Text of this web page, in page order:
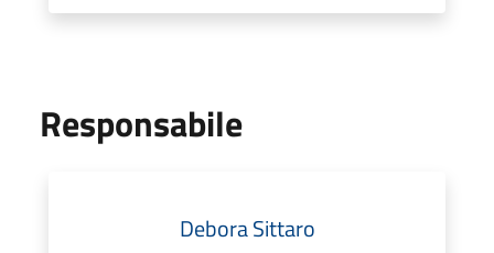
Responsabile
Debora Sittaro